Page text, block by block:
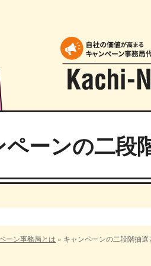
ペーンの二段
ーン事務局とは » キャンペーンの二段階抽選